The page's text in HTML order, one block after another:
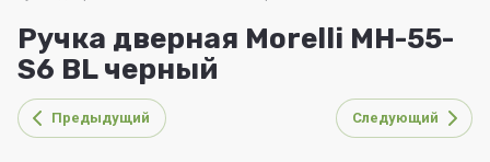
Ручка дверная Morelli MH-55-
S6 BL черный
Предыдущий Следующий